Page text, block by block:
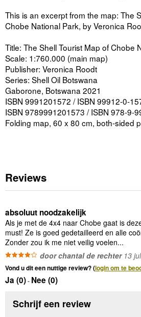
This is an excerpt from the map: The
Chobe National Park, by Veronica
Title: The Shell Tourist Map of Chobe
Scale: 1:760.000 (main map)
Publisher: Veronica Roodt
Series: Shell Oil Botswana
Gaborone, Botswana 2021
ISBN 9991201572 / ISBN 99912-0-
ISBN 9789991201573 / ISBN 978-9-
Folding map, 60 x 80 cm, both-sided
Reviews
absoluut noodzakelijk
Als je met de 4x4 naar Chobe gaat is
must! Ze is goed gedetailleerd en alle
Zonder zou ik me niet veilig voelen...
door chantal de rechter13
Vond u dit een nuttige review? (login om te
Ja (0)- Nee (0)
Schrijf een review